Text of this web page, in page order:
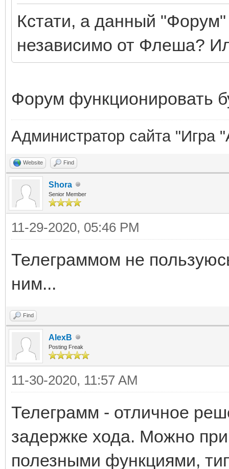
Кстати, а данный
независимо от Флеша?
Форум функционировать
Администратор сайта "Игра
Website Find
Shora
Senior Member
11-29-2020, 05:46 PM
Телеграммом не
ним...
Find
AlexB
Posting Freak
11-30-2020, 11:57 AM
Телеграмм - отличное
задержке хода. Можно
полезными функциями,